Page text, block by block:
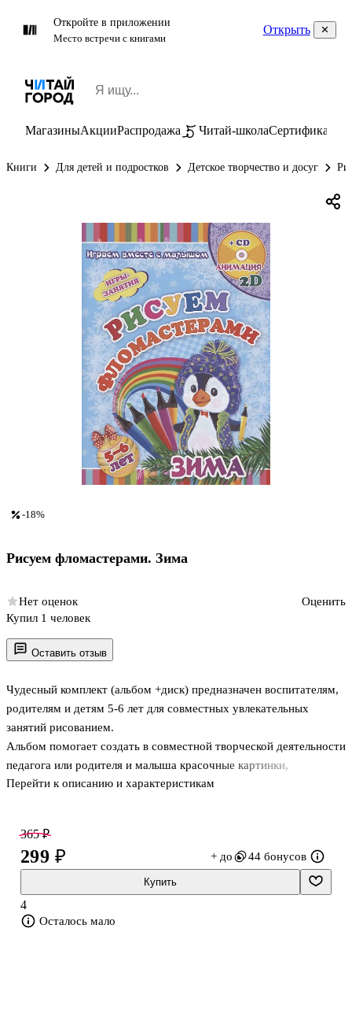
Откройте в приложении
Место встречи с книгами
Открыть
МагазиныАкцииРаспродажа Читай-школаСертификаты
Книги Для детей и подростков Детское творчество и досуг
Оставить отзыв
Чудесный комплект (альбом +диск) предназначен воспитателям,
родителям и детям 5-6 лет для совместных увлекательных
занятий рисованием.
Альбом помогает создать в совместной творческой деятельности
педагога или родителя и малыша красочные картинки,
обогащающие детское восприятие и воображение в дошкольном
наглядно, доступно и очень интересно для малыша, с
элементами мультипликации представлена технология обучения
изобразительным умениям. Привлекательные для малышей герои
- весёлые сказочные зайчата - доступно и занимательно
показывают детям и взрослым, как легко можно на
Перейти к описанию и характеристикам
-18%
Рисуем фломастерами. Зима
Нет оценок
Оценить
Купил 1 человек
365 ₽
299 ₽ + до 44 бонусов
Купить
4
Осталось мало